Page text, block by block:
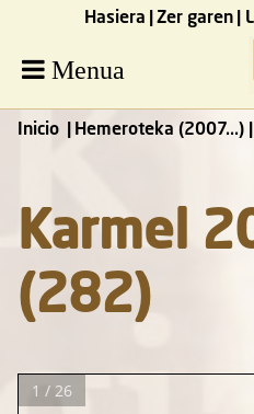
Hasiera Zer garen
Menua
Inicio Hemeroteka (2007...)
Karmel
(282)
1 / 26